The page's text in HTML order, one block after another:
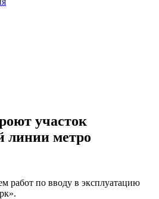
участок
линии метро
работ по вводу в эксплуатацию